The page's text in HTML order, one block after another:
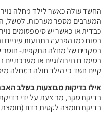
החשד עולה כאשר לילד מחלה
המערבים מספר מערכות. למשל,
כבדית או כאשר יש סימפטומים
במוח כמו הפרעה בתנועות
במקרים של מחלה התקפית- חוסר
בסימנים נוירולוגיים או
קיים חשד כי הילד חולה במחלה
אילו בדיקות מבוצעות בשלב
בדיקת סקר, מבוצעת על ידי
בדיקת חומצה לקטית בדם (חומצת